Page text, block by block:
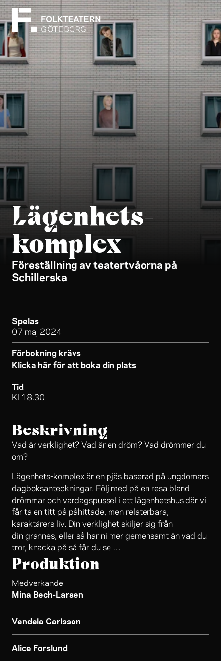
Lägenhets-
komplex
Föreställning av teatertvåorna på
Schillerska
Spelas
07 maj 2024
Förbokning krävs
Klicka här för att boka din plats
Tid
Kl 18.30
Beskrivning
Vad är verklighet? Vad är en dröm? Vad drömmer du
om?
Lägenhets-komplex är en pjäs baserad på ungdomars
dagboksanteckningar. Följ med på en resa bland
drömmar och vardagspussel i ett lägenhetshus där vi
får ta en titt på påhittade, men relaterbara,
karaktärers liv. Din verklighet skiljer sig från
din grannes, eller så har ni mer gemensamt än vad du
tror, knacka på så får du se …
Produktion
Medverkande
Mina Bech-Larsen
Vendela Carlsson
Alice Forslund